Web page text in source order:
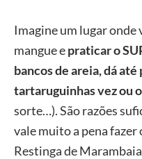
Imagine um lugar onde
mangue epraticar o
bancos de areia, dá
tartaruguinhas vez ou
sorte…). São razões
vale muito a pena fazer
Restinga de